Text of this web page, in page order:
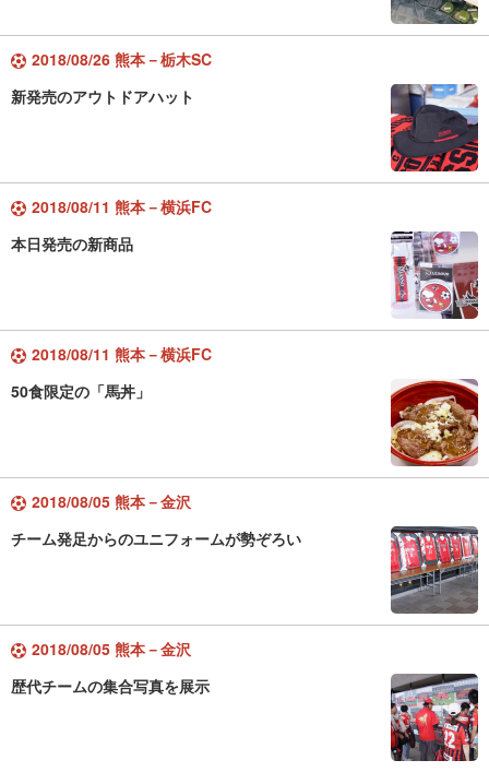
2018/08/26 熊本－栃木SC
新発売のアウトドアハット
2018/08/11 熊本－横浜FC
本日発売の新商品
2018/08/11 熊本－横浜FC
50食限定の「馬丼」
2018/08/05 熊本－金沢
チーム発足からのユニフォームが勢ぞろい
2018/08/05 熊本－金沢
歴代チームの集合写真を展示